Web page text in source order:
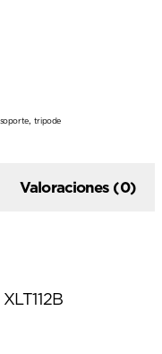
soporte, tripode
Valoraciones (0)